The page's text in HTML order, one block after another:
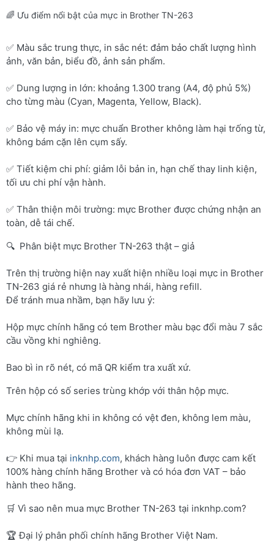
🌈 Ưu điểm nổi bật của mực in Brother TN-263
✅ Màu sắc trung thực, in sắc nét: đảm bảo chất lượng hình
ảnh, văn bản, biểu đồ, ảnh sản phẩm.
✅ Dung lượng in lớn: khoảng 1.300 trang (A4, độ phủ 5%)
cho từng màu (Cyan, Magenta, Yellow, Black).
✅ Bảo vệ máy in: mực chuẩn Brother không làm hại trống từ,
không bám cặn lên cụm sấy.
✅ Tiết kiệm chi phí: giảm lỗi bản in, hạn chế thay linh kiện,
tối ưu chi phí vận hành.
✅ Thân thiện môi trường: mực Brother được chứng nhận an
toàn, dễ tái chế.
🔍 Phân biệt mực Brother TN-263 thật – giả
Trên thị trường hiện nay xuất hiện nhiều loại mực in Brother
TN-263 giá rẻ nhưng là hàng nhái, hàng refill.
Để tránh mua nhầm, bạn hãy lưu ý:
Hộp mực chính hãng có tem Brother màu bạc đổi màu 7 sắc
cầu vồng khi nghiêng.
Bao bì in rõ nét, có mã QR kiểm tra xuất xứ.
Trên hộp có số series trùng khớp với thân hộp mực.
Mực chính hãng khi in không có vệt đen, không lem màu,
không mùi lạ.
👉 Khi mua tại inknhp.com, khách hàng luôn được cam kết
100% hàng chính hãng Brother và có hóa đơn VAT – bảo
hành theo hãng.
🛒 Vì sao nên mua mực Brother TN-263 tại inknhp.com?
🏆 Đại lý phân phối chính hãng Brother Việt Nam.